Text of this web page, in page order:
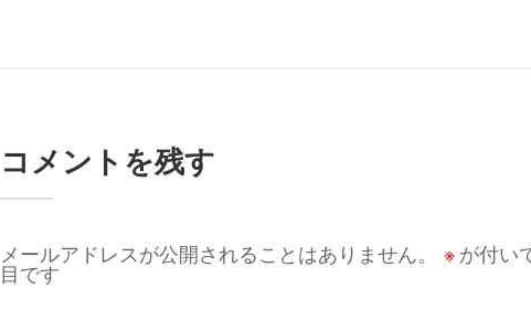
コメントを残す
メールアドレスが公開されることはありません。 ※ が付い
目です